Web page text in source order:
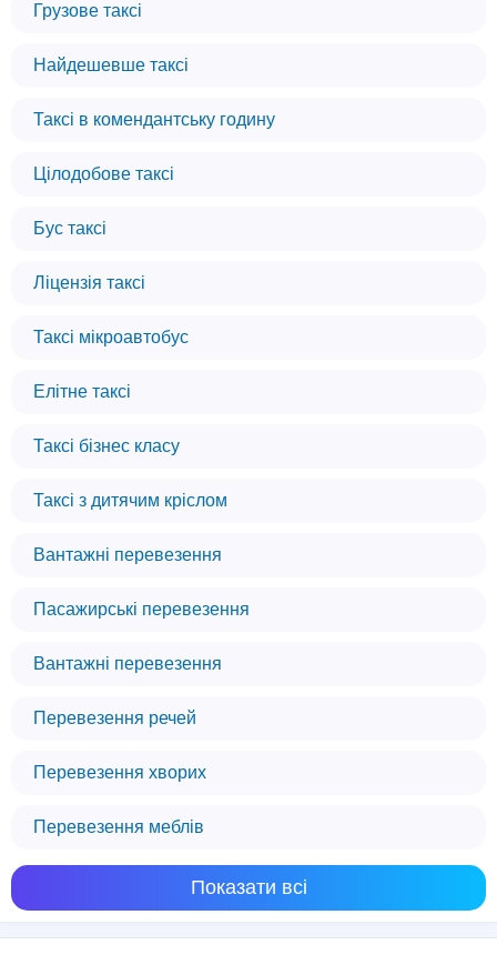
Грузове таксі
Найдешевше таксі
Таксі в комендантську годину
Цілодобове таксі
Бус таксі
Ліцензія таксі
Таксі мікроавтобус
Елітне таксі
Таксі бізнес класу
Таксі з дитячим кріслом
Вантажні перевезення
Пасажирські перевезення
Вантажні перевезення
Перевезення речей
Перевезення хворих
Перевезення меблів
Показати всі
Ми використовуємо файли cookie
щоб забезпечити вам найкращий досвід